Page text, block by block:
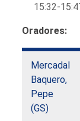
15:32-
Oradores:
Mercadal
Baquero,
Pepe
(GS)